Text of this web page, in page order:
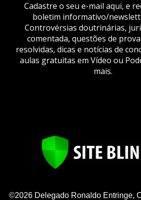
Cadastre o seu e-mail aqui, e
boletim informativo/
Controvérsias doutrinárias,
comentada, questões de
resolvidas, dicas e notícias de
aulas gratuitas em Vídeo ou
mais.
©2026 Delegado Ronaldo Entringe,